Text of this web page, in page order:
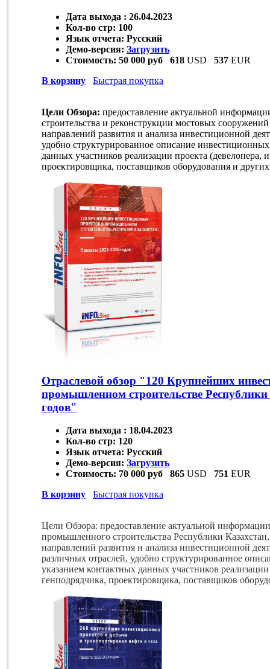
Дата выхода : 26.04.2023
Кол-во стр: 100
Язык отчета: Русский
Демо-версия: Загрузить
Стоимость: 50 000 руб 618 USD 537 EUR
В корзину
Быстрая покупка
Цели Обзора: предоставление актуальной
строительства и реконструкции мостовых
направлений развития и анализа инвестиционной
удобно структурированное описание
данных участников реализации проекта (девелопера,
проектировщика, поставщиков оборудования и
Отраслевой обзор "120 Крупнейших
промышленном строительстве
годов"
Дата выхода : 18.04.2023
Кол-во стр: 120
Язык отчета: Русский
Демо-версия: Загрузить
Стоимость: 70 000 руб 865 USD 751 EUR
В корзину
Быстрая покупка
Цели Обзора: предоставление актуальной
промышленного строительства Республики
направлений развития и анализа инвестиционной
различных отраслей, удобно структурированное
указанием контактных данных участников реализации
генподрядчика, проектировщика, поставщиков